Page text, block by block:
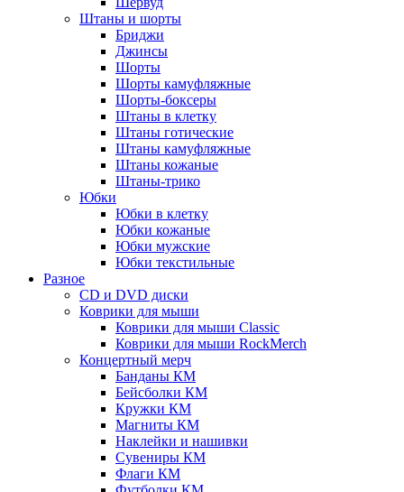
Штаны и шорты
Бриджи
Джинсы
Шорты
Шорты камуфляжные
Шорты-боксеры
Штаны в клетку
Штаны готические
Штаны камуфляжные
Штаны кожаные
Штаны-трико
Юбки
Юбки в клетку
Юбки кожаные
Юбки мужские
Юбки текстильные
Разное
CD и DVD диски
Коврики для мыши
Коврики для мыши Classic
Коврики для мыши RockMerch
Концертный мерч
Банданы КМ
Бейсболки КМ
Кружки КМ
Магниты КМ
Наклейки и нашивки
Сувениры КМ
Флаги КМ